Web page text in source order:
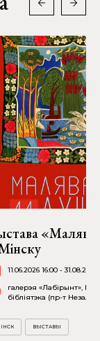
11.06.2026 16:00 - 31.08.2026
галерэя «Лабірынт»,
бібліятэка (пр-т
ВЫСТАВЫ